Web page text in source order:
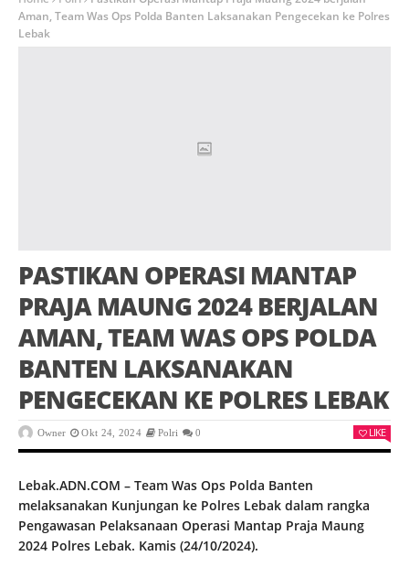
Aman, Team Was Ops Polda Banten Laksanakan Pengecekan ke Polres
Lebak
PASTIKAN OPERASI MANTAP
PRAJA MAUNG 2024 BERJALAN
AMAN, TEAM WAS OPS POLDA
BANTEN LAKSANAKAN
PENGECEKAN KE POLRES LEBAK
Owner Okt 24, 2024 Polri 0 LIKE
Lebak.ADN.COM – Team Was Ops Polda Banten
melaksanakan Kunjungan ke Polres Lebak dalam rangka
Pengawasan Pelaksanaan Operasi Mantap Praja Maung
2024 Polres Lebak. Kamis (24/10/2024).